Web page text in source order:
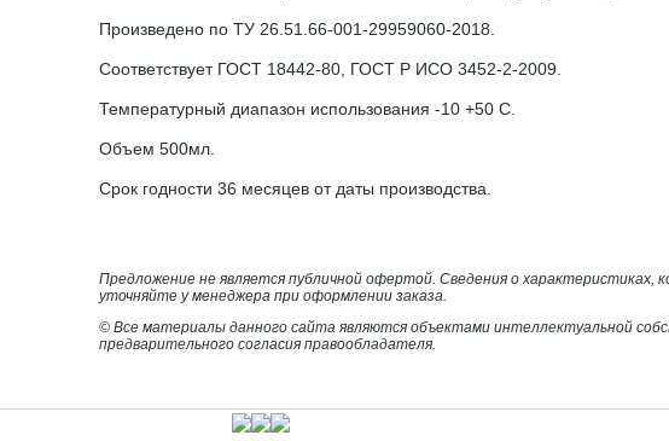
Произведено по ТУ 26.51.66-001-29959060-2018.
Соответствует ГОСТ 18442-80, ГОСТ Р ИСО 3452-2-2009.
Температурный диапазон использования -10 +50 С.
Объем 500мл.
Срок годности 36 месяцев от даты производства.
Предложение не является публичной офертой. Сведения о
уточняйте у менеджера при оформлении заказа.
© Все материалы данного сайта являются объектами интеллектуальной
предварительного согласия правообладателя.